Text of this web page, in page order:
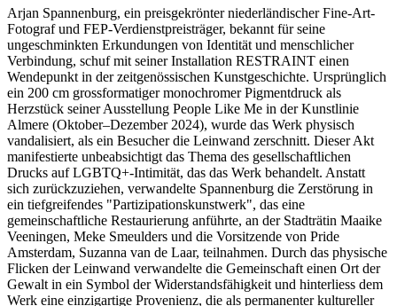
Arjan Spannenburg, ein preisgekrönter niederländischer Fine-Art-
Fotograf und FEP-Verdienstpreisträger, bekannt für seine
ungeschminkten Erkundungen von Identität und menschlicher
Verbindung, schuf mit seiner Installation RESTRAINT einen
Wendepunkt in der zeitgenössischen Kunstgeschichte. Ursprünglich
ein 200 cm grossformatiger monochromer Pigmentdruck als
Herzstück seiner Ausstellung People Like Me in der Kunstlinie
Almere (Oktober–Dezember 2024), wurde das Werk physisch
vandalisiert, als ein Besucher die Leinwand zerschnitt. Dieser Akt
manifestierte unbeabsichtigt das Thema des gesellschaftlichen
Drucks auf LGBTQ+-Intimität, das das Werk behandelt. Anstatt
sich zurückzuziehen, verwandelte Spannenburg die Zerstörung in
ein tiefgreifendes "Partizipationskunstwerk", das eine
gemeinschaftliche Restaurierung anführte, an der Stadträtin Maaike
Veeningen, Meke Smeulders und die Vorsitzende von Pride
Amsterdam, Suzanna van de Laar, teilnahmen. Durch das physische
Flicken der Leinwand verwandelte die Gemeinschaft einen Ort der
Gewalt in ein Symbol der Widerstandsfähigkeit und hinterliess dem
Werk eine einzigartige Provenienz, die als permanenter kultureller